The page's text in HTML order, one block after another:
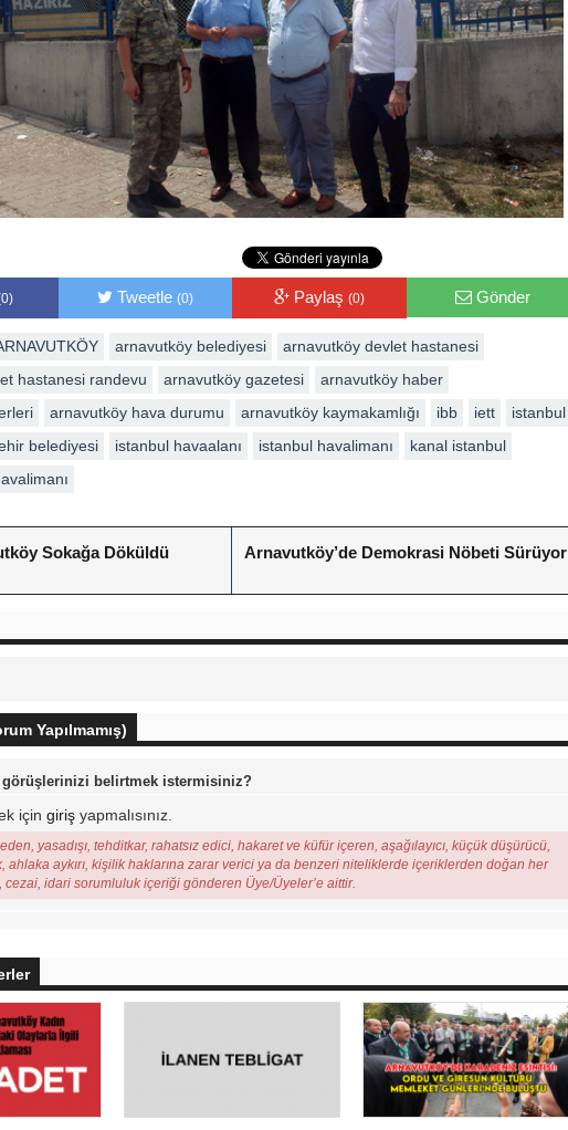
Tweetle (0) Paylaş (0) Gönder
arnavutköy belediyesi
arnavutköy devlet hastanesi
hastanesi randevu
arnavutköy gazetesi
arnavutköy haber
arnavutköy hava durumu arnavutköy kaymakamlığı ibb iett
istanbul
belediyesi
istanbul havaalanı istanbul havalimanı
kanal istanbul
Sokağa Döküldü Arnavutköy’de Demokrasi Nöbeti Sürüyor
Yapılmamış)
görüşlerinizi belirtmek istermisiniz?
için giriş yapmalısınız.
yasadışı, tehditkar, rahatsız edici, hakaret ve küfür içeren, aşağılayıcı, küçük düşürücü,
ahlaka aykırı, kişilik haklarına zarar verici ya da benzeri niteliklerde içeriklerden doğan her
cezai, idari sorumluluk içeriği gönderen Üye/Üyeler’e aittir.